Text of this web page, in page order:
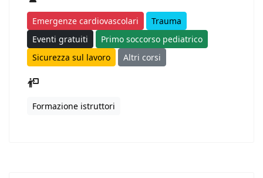
Emergenze cardiovascolari
Trauma
Eventi gratuiti
Primo soccorso pediatrico
Sicurezza sul lavoro
Altri corsi
Formazione istruttori